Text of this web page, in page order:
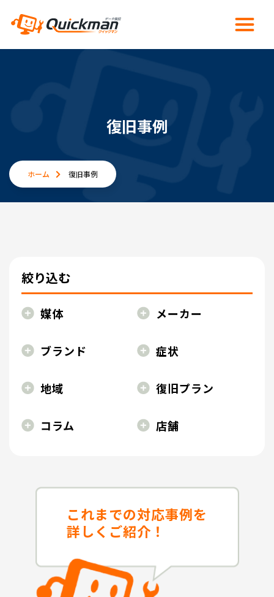
復旧事例
ホーム 復旧事例
絞り込む
媒体 メーカー
ブランド 症状
地域 復旧プラン
コラム 店舗
これまでの対応事例を
詳しくご紹介！